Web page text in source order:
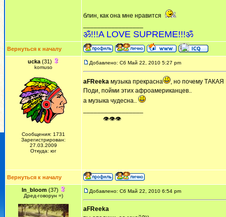
блин, как она мне нравится
ॐ!!!A LOVE SUPREME!!!ॐ
Вернуться к началу
ucka (31)
komuso
Сообщения: 1731
Зарегистрирован:
27.03.2009
Откуда: юг
Добавлено: Сб Май 22, 2010 5:27 pm
aFReeka музыка прекрасна
, но почему
Поди, пойми этих афроамериканцев..
а музыка чудесна..
ᅠ ᅠ ᅠ👁👁👁
Вернуться к началу
In_bloom(37)
Дред-говорун =)
Добавлено: Сб Май 22, 2010 6:54 pm
aFReeka